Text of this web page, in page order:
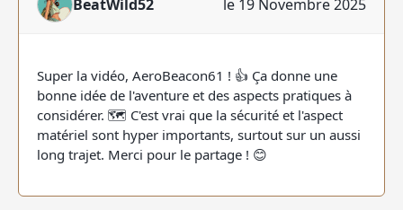
BeatWild52 le 19 Novembre 2025
Super la vidéo, AeroBeacon61 ! 👍 Ça donne une
bonne idée de l'aventure et des aspects pratiques à
considérer. 🗺️ C'est vrai que la sécurité et l'aspect
matériel sont hyper importants, surtout sur un aussi
long trajet. Merci pour le partage ! 😊